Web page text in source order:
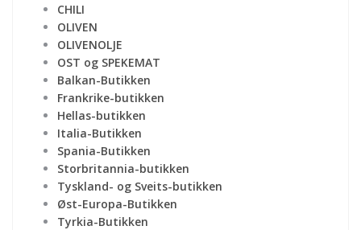
CHILI
OLIVEN
OLIVENOLJE
OST og SPEKEMAT
Balkan-Butikken
Frankrike-butikken
Hellas-butikken
Italia-Butikken
Spania-Butikken
Storbritannia-butikken
Tyskland- og Sveits-butikken
Øst-Europa-Butikken
Tyrkia-Butikken